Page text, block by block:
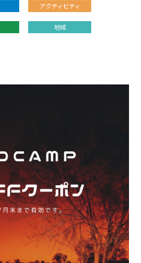
ビティ
グ
アクティビティ
地域